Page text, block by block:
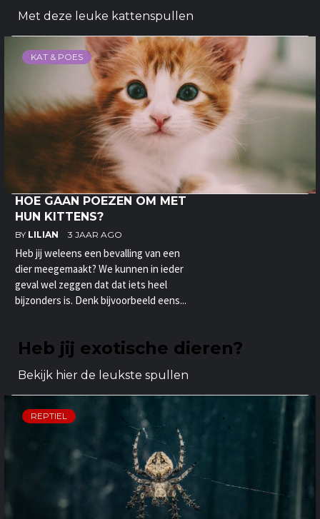
Met deze leuke kattenspullen
KAT & POES
HOE GAAN POEZEN OM MET
HUN KITTENS?
BY LILIAN 3 JAAR AGO
Heb jij weleens een bevalling van een
dier meegemaakt? We kunnen in ieder
geval wel zeggen dat dat iets heel
bijzonders is. Denk bijvoorbeeld eens...
Heb jij exotische dieren?
Bekijk hier de leukste spullen
REPTIEL